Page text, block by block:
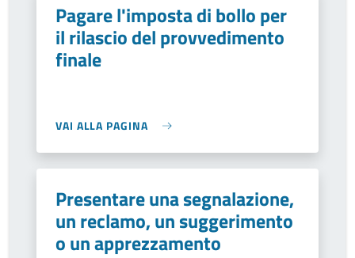
Pagare l'imposta di bollo per
il rilascio del provvedimento
finale
VAI ALLA PAGINA
Presentare una segnalazione,
un reclamo, un suggerimento
o un apprezzamento